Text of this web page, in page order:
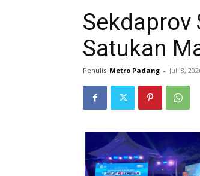
Sekdaprov
Satukan
Penulis Metro Padang - Juli 8,